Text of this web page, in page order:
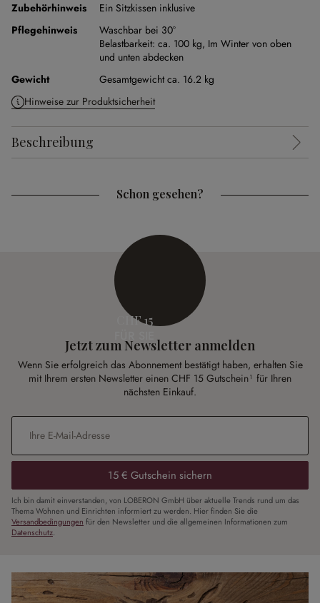
Zubehörhinweis
Ein Sitzkissen inklusive
Pflegehinweis
Waschbar bei 30°
Belastbarkeit: ca. 100 kg, Im Winter von oben
und unten abdecken
Gewicht
Gesamtgewicht ca. 16.2 kg
Hinweise zur Produktsicherheit
Beschreibung
Schon gesehen?
CHF 15
Jetzt zum Newsletter anmelden
Wenn Sie erfolgreich das Abonnement bestätigt haben, erhalten Sie
mit Ihrem ersten Newsletter einen CHF 15 Gutschein¹ für Ihren
nächsten Einkauf.
E-Mail-Adresse
15 € Gutschein sichern
Ich bin damit einverstanden, von LOBERON GmbH über aktuelle Trends rund um das
Thema Wohnen und Einrichten informiert zu werden. Hier finden Sie die
Versandbedingungen für den Newsletter und die allgemeinen Informationen zum
Datenschutz.